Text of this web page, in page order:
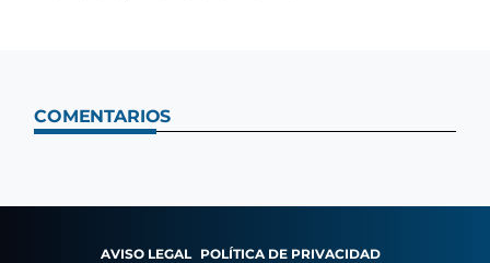
COMENTARIOS
AVISO LEGAL POLÍTICA DE PRIVACIDAD